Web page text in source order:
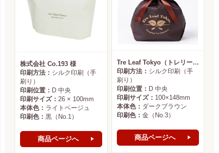
株式会社 Co.193 様
印刷方法： シルク印刷（手
刷り）
印刷位置： D 中央
印刷サイズ： 26 × 100mm
本体色： ライトベージュ
印刷色： 黒（No.1）
商品ページへ
Tre Leaf Tokyo（トレリーフ東京） 様
印刷方法： シルク印刷（手
刷り）
印刷位置： D 中央
印刷サイズ： 100×148mm
本体色： ダークブラウン
印刷色： 金（No.3）
商品ページへ